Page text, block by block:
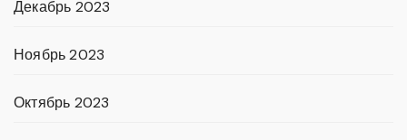
Декабрь 2023
Ноябрь 2023
Октябрь 2023